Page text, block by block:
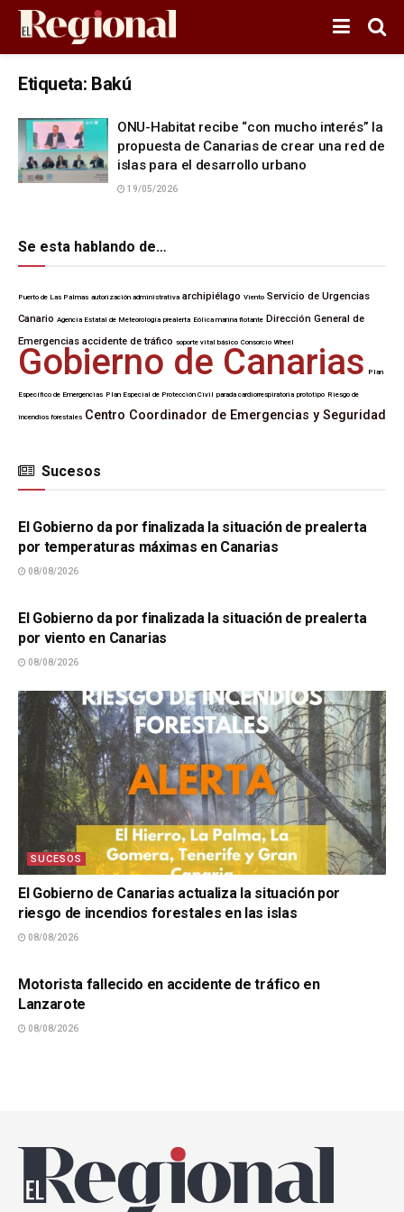
Etiqueta: Bakú
ONU-Habitat recibe “con mucho interés” la
propuesta de Canarias de crear una red de
islas para el desarrollo urbano
19/05/2026
Se esta hablando de…
Puerto de Las Palmas autorización administrativa archipiélago Viento Servicio de Urgencias
Canario Agencia Estatal de Meteorología prealerta Eólica marina flotante Dirección General de
Emergencias accidente de tráfico soporte vital básico Consorcio Wheel
Gobierno de Canarias Plan
Específico de Emergencias Plan Especial de Protección Civil parada cardiorrespiratoria prototipo Riesgo de
incendios forestales Centro Coordinador de Emergencias y Seguridad
Sucesos
SUCESOS
El Gobierno da por finalizada la situación de prealerta
por temperaturas máximas en Canarias
08/08/2026
El Gobierno da por finalizada la situación de prealerta
por viento en Canarias
08/08/2026
SUCESOS
El Gobierno de Canarias actualiza la situación por
riesgo de incendios forestales en las islas
08/08/2026
Motorista fallecido en accidente de tráfico en
Lanzarote
08/08/2026